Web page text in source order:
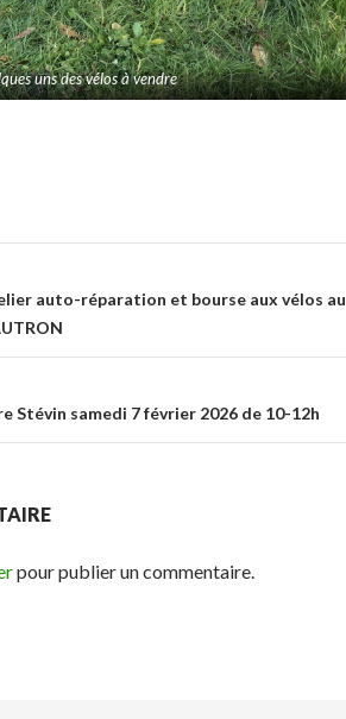
uns des vélos à vendre
auto-réparation et bourse aux vélos au
Stévin samedi 7 février 2026 de 10-12h
pour publier un commentaire.